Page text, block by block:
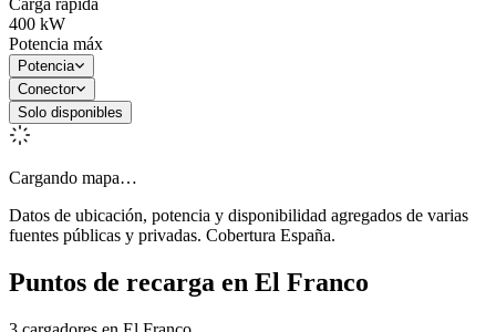
400 kW
Potencia máx
Potencia
Conector
Solo disponibles
Cargando mapa…
Datos de ubicación, potencia y disponibilidad agregados de varias
fuentes públicas y privadas. Cobertura España.
Puntos de recarga en El Franco